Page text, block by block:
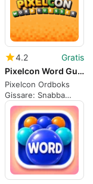
4.2
Gratis
Pixelcon Word Guesser
Pixelcon Ordboks
Gissare: Snabba
pixelbaserade
ordpussel för
Android